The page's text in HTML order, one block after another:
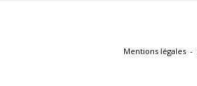
Mentions légales